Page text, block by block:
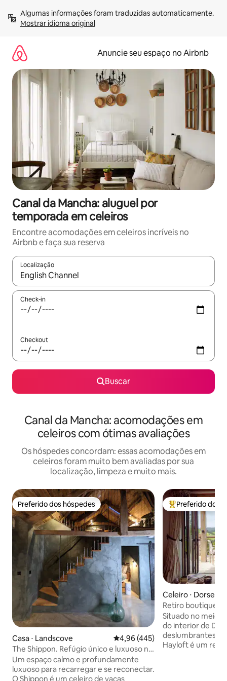
para
Mostrar idioma original
Anuncie seu espaço no Airbnb
Canal da Mancha: aluguel por
temporada em celeiros
Encontre acomodações em celeiros incríveis no
Airbnb e faça sua reserva
Localização
Quando os resultados estiverem disponíveis, explore-os
Check-in
Checkout
Buscar
Canal da Mancha: acomodações em
celeiros com ótimas avaliações
Os hóspedes concordam: essas acomodações em
celeiros foram muito bem avaliadas por sua
localização, limpeza e muito mais.
Preferido dos hóspedes
Preferido dos hóspedes
Casa ⋅ Landscove 4,96 de uma avaliação média de
4,96 (445)
The Shippon. Refúgio único e luxuoso no
sul de Devon.
Um espaço calmo e profundamente
luxuoso para recarregar e se reconectar.
O Shippon é um celeiro de vacas
Entre os
Preferido dos
Celeiro ⋅ Dorset
Retiro boutique
Jurássica
Situado no meio
do interior de
deslumbrantes
Hayloft é um